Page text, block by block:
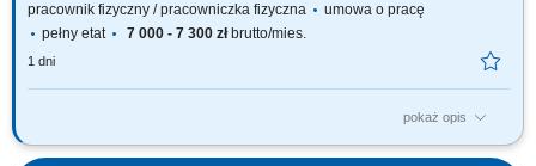
pracownik fizyczny / pracowniczka fizyczna
umowa o pracę
pełny etat
7 000 - 7 300 złbrutto/mies.
1 dni
pokaż opis
Będziesz odpowiadać za: realizowanie przeglądów infrastruktury torowej,